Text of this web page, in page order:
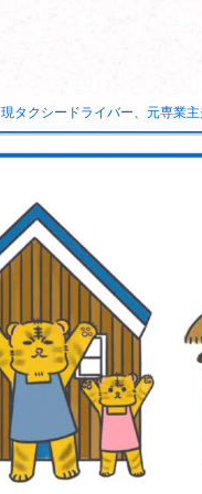
現タクシードライバー、元専業主